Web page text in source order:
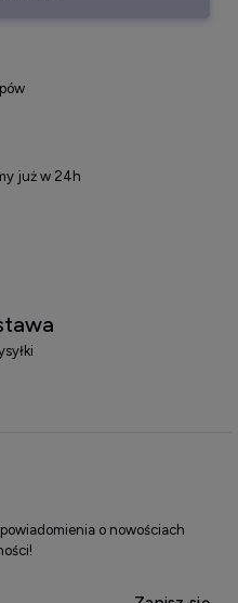
już w 24h
o nowościach